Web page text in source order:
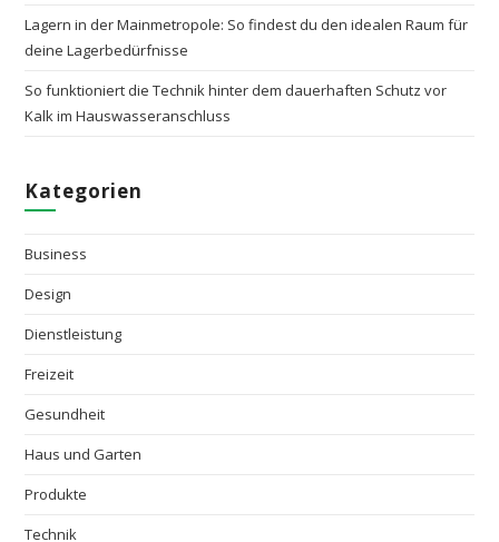
Lagern in der Mainmetropole: So findest du den idealen Raum für
deine Lagerbedürfnisse
So funktioniert die Technik hinter dem dauerhaften Schutz vor
Kalk im Hauswasseranschluss
Kategorien
Business
Design
Dienstleistung
Freizeit
Gesundheit
Haus und Garten
Produkte
Technik